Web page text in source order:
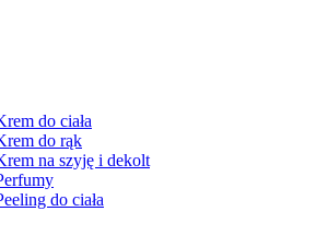
do ciała
do rąk
na szyję i dekolt
do ciała